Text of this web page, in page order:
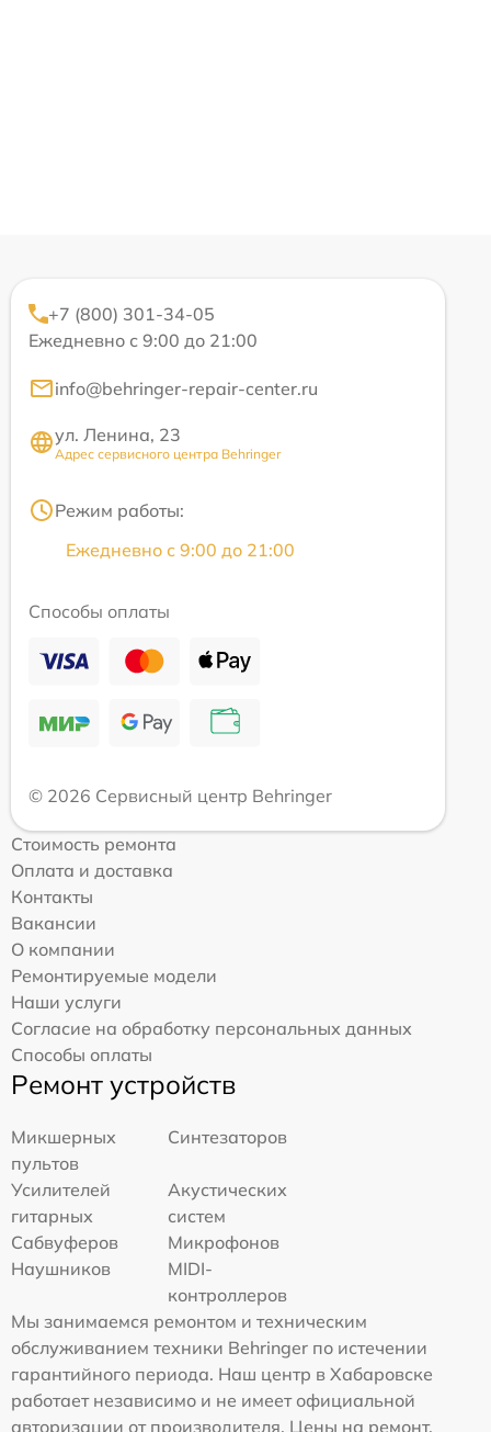
+7 (800) 301-34-05
Ежедневно с 9:00 до 21:00
info@behringer-repair-center.ru
ул. Ленина, 23
Адрес сервисного центра Behringer
Режим работы:
Ежедневно с 9:00 до 21:00
Способы оплаты
© 2026 Сервисный центр Behringer
Стоимость ремонта
Оплата и доставка
Контакты
Вакансии
О компании
Ремонтируемые модели
Наши услуги
Согласие на обработку персональных данных
Способы оплаты
Ремонт устройств
Микшерных
пультов
Синтезаторов
Усилителей
гитарных
Акустических
систем
Сабвуферов
Микрофонов
Наушников
MIDI-
контроллеров
Мы занимаемся ремонтом и техническим
обслуживанием техники Behringer по истечении
гарантийного периода. Наш центр в Хабаровске
работает независимо и не имеет официальной
авторизации от производителя. Цены на ремонт,